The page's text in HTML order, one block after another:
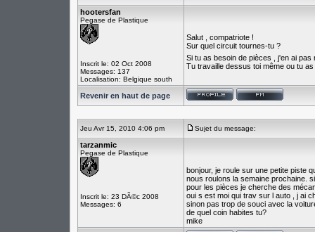
hootersfan
Pegase de Plastique
Inscrit le: 02 Oct 2008
Messages: 137
Localisation: Belgique south
Salut , compatriote !
Sur quel circuit tournes-tu ?
Si tu as besoin de pièces , j'en ai pas
Tu travaille dessus toi même ou tu
Revenir en haut de page
Jeu Avr 15, 2010 4:06 pm Sujet du message:
tarzanmic
Pegase de Plastique
Inscrit le: 23 DÃ©c 2008
Messages: 6
bonjour, je roule sur une petite piste
nous roulons la semaine prochaine.
pour les pièces je cherche des
oui s est moi qui trav sur l auto , j ai
sinon pas trop de souci avec la
de quel coin habites tu?
mike